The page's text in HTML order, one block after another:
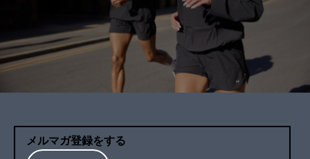
メルマガ登録をする